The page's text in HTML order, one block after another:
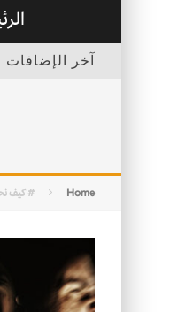
آخر الإضافات
Home # كيف